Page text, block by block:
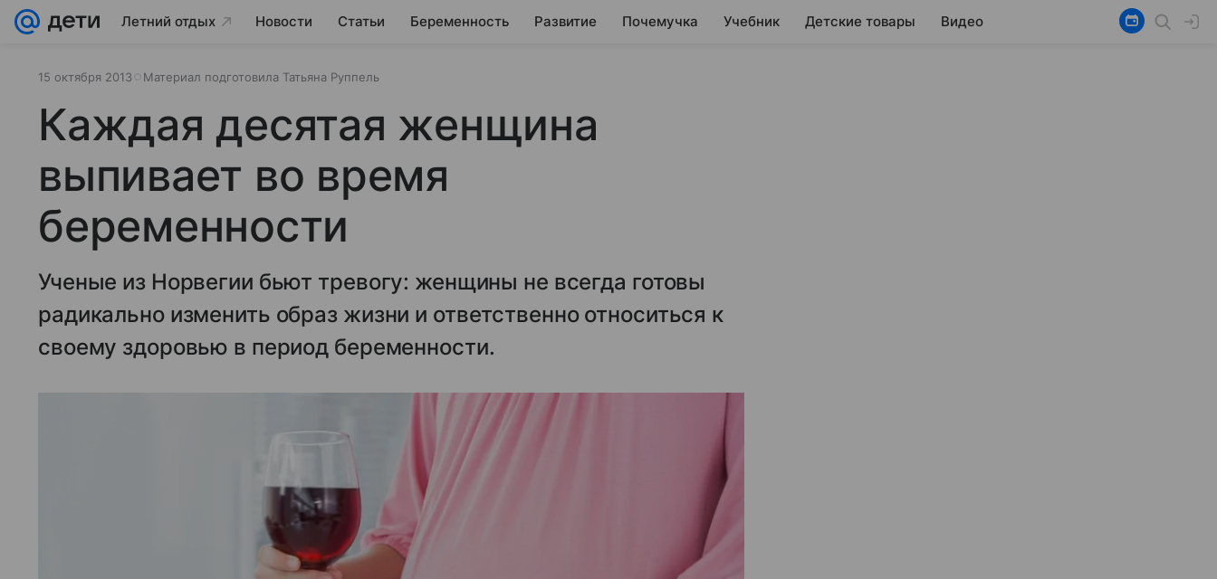
Летний отдых Новости Статьи Беременность Развитие Почемучка Учебник Детские товары Видео
15 октября 2013 Материал подготовила Татьяна Руппель
Каждая десятая женщина
выпивает во время
беременности
Ученые из Норвегии бьют тревогу: женщины не всегда готовы
радикально изменить образ жизни и ответственно относиться к
своему здоровью в период беременности.